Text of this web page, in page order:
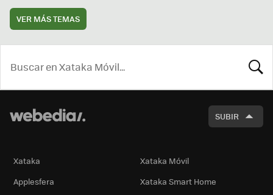
VER MÁS TEMAS
SUBIR
Xataka
Xataka Móvil
Applesfera
Xataka Smart Home